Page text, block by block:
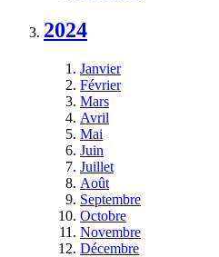
2024
Janvier
Février
Mars
Avril
Mai
Juin
Juillet
Août
Septembre
Octobre
Novembre
Décembre